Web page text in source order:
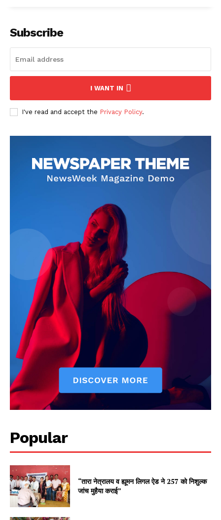
Subscribe
I WANT IN
I've read and accept the Privacy Policy.
Popular
“तारा नेत्रालय व ह्यूमन लिगल ऐड ने 257 को निशुल्क
जांच मुहैया कराई”